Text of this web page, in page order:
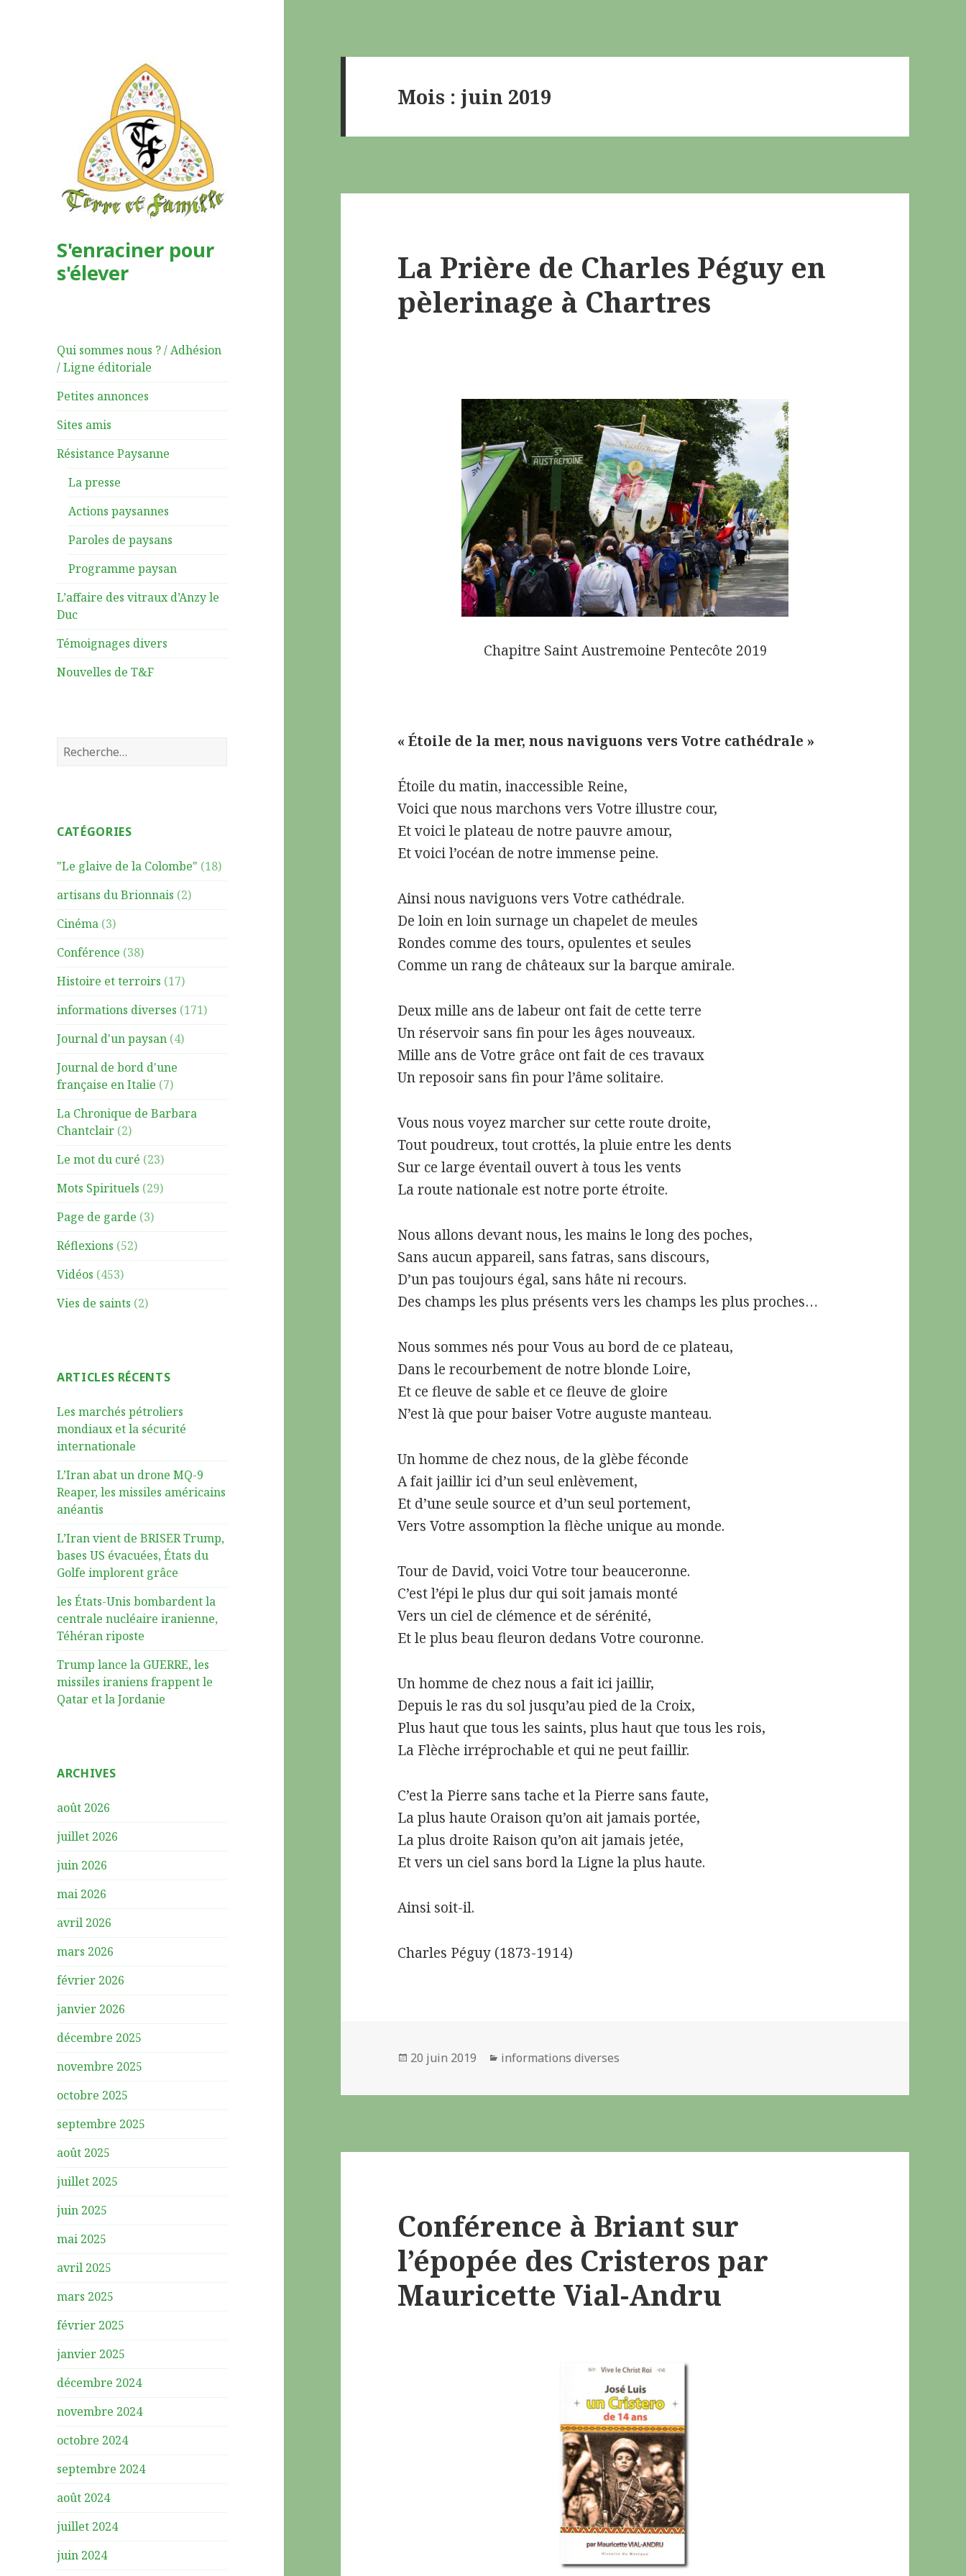
S'enraciner pour
s'élever
Qui sommes nous ? / Adhésion
/ Ligne éditoriale
Petites annonces
Sites amis
Résistance Paysanne
La presse
Actions paysannes
Paroles de paysans
Programme paysan
L’affaire des vitraux d’Anzy le
Duc
Témoignages divers
Nouvelles de T&F
R
e
r
h
r
CATÉGORIES
"Le glaive de la Colombe" (18)
artisans du Brionnais (2)
Cinéma (3)
Conférence (38)
Histoire et terroirs (17)
informations diverses (171)
Journal d'un paysan (4)
Journal de bord d'une
française en Italie (7)
La Chronique de Barbara
Chantclair (2)
Le mot du curé (23)
Mots Spirituels (29)
Page de garde (3)
Réflexions (52)
Vidéos (453)
Vies de saints (2)
ARTICLES RÉCENTS
Les marchés pétroliers
mondiaux et la sécurité
internationale
L’Iran abat un drone MQ-9
Reaper, les missiles américains
anéantis
L’Iran vient de BRISER Trump,
bases US évacuées, États du
Golfe implorent grâce
les États-Unis bombardent la
centrale nucléaire iranienne,
Téhéran riposte
Trump lance la GUERRE, les
missiles iraniens frappent le
Qatar et la Jordanie
ARCHIVES
août 2026
juillet 2026
juin 2026
mai 2026
avril 2026
mars 2026
février 2026
janvier 2026
décembre 2025
novembre 2025
octobre 2025
septembre 2025
août 2025
juillet 2025
juin 2025
mai 2025
avril 2025
mars 2025
février 2025
janvier 2025
décembre 2024
novembre 2024
octobre 2024
septembre 2024
août 2024
juillet 2024
juin 2024
Mois : juin 2019
La Prière de Charles Péguy en
pèlerinage à Chartres
Chapitre Saint Austremoine Pentecôte 2019
« Étoile de la mer, nous naviguons vers Votre cathédrale »
Étoile du matin, inaccessible Reine,
Voici que nous marchons vers Votre illustre cour,
Et voici le plateau de notre pauvre amour,
Et voici l’océan de notre immense peine.
Ainsi nous naviguons vers Votre cathédrale.
De loin en loin surnage un chapelet de meules
Rondes comme des tours, opulentes et seules
Comme un rang de châteaux sur la barque amirale.
Deux mille ans de labeur ont fait de cette terre
Un réservoir sans fin pour les âges nouveaux.
Mille ans de Votre grâce ont fait de ces travaux
Un reposoir sans fin pour l’âme solitaire.
Vous nous voyez marcher sur cette route droite,
Tout poudreux, tout crottés, la pluie entre les dents
Sur ce large éventail ouvert à tous les vents
La route nationale est notre porte étroite.
Nous allons devant nous, les mains le long des poches,
Sans aucun appareil, sans fatras, sans discours,
D’un pas toujours égal, sans hâte ni recours.
Des champs les plus présents vers les champs les plus proches…
Nous sommes nés pour Vous au bord de ce plateau,
Dans le recourbement de notre blonde Loire,
Et ce fleuve de sable et ce fleuve de gloire
N’est là que pour baiser Votre auguste manteau.
Un homme de chez nous, de la glèbe féconde
A fait jaillir ici d’un seul enlèvement,
Et d’une seule source et d’un seul portement,
Vers Votre assomption la flèche unique au monde.
Tour de David, voici Votre tour beauceronne.
C’est l’épi le plus dur qui soit jamais monté
Vers un ciel de clémence et de sérénité,
Et le plus beau fleuron dedans Votre couronne.
Un homme de chez nous a fait ici jaillir,
Depuis le ras du sol jusqu’au pied de la Croix,
Plus haut que tous les saints, plus haut que tous les rois,
La Flèche irréprochable et qui ne peut faillir.
C’est la Pierre sans tache et la Pierre sans faute,
La plus haute Oraison qu’on ait jamais portée,
La plus droite Raison qu’on ait jamais jetée,
Et vers un ciel sans bord la Ligne la plus haute.
Ainsi soit-il.
Charles Péguy (1873-1914)
Publié
20 juin 2019 Catégories
informations diverses
Conférence à Briant sur
l’épopée des Cristeros par
Mauricette Vial-Andru